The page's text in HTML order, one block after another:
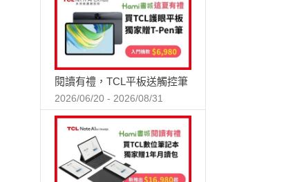
閱讀有禮，TCL平板送觸控筆
2026/06/20 - 2026/08/31